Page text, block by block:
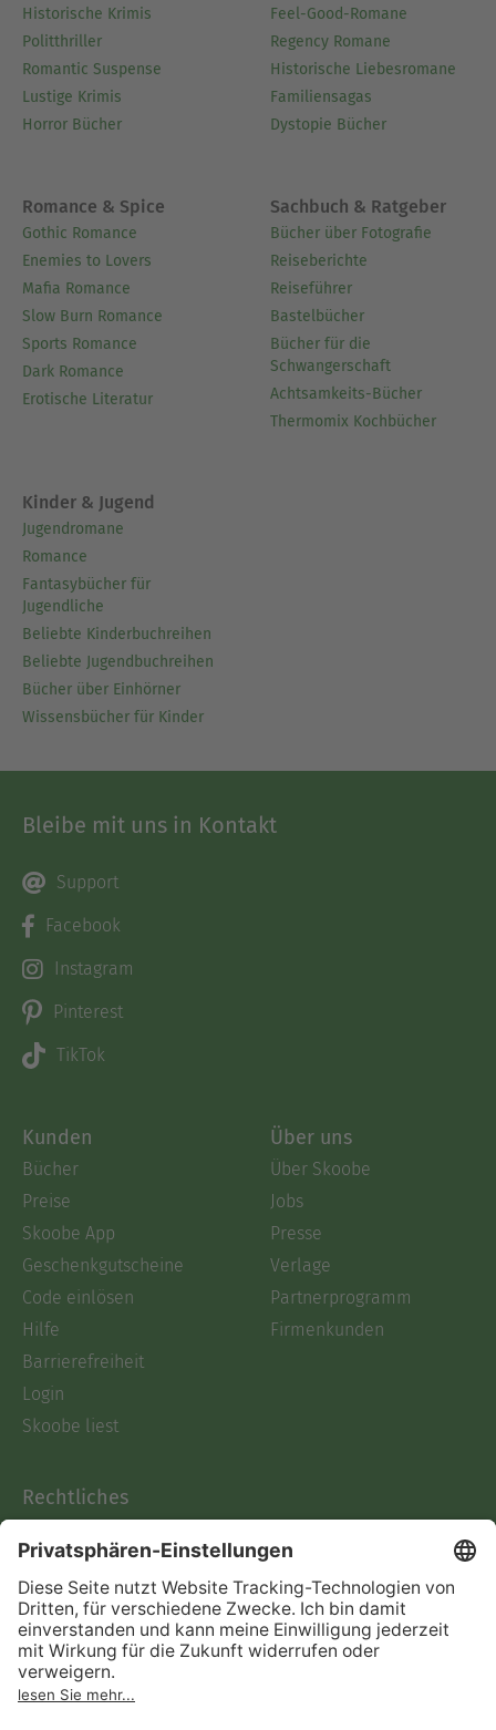
Historische Krimis
Politthriller
Romantic Suspense
Lustige Krimis
Horror Bücher
Feel-Good-Romane
Regency Romane
Historische Liebesromane
Familiensagas
Dystopie Bücher
Romance & Spice
Gothic Romance
Enemies to Lovers
Mafia Romance
Slow Burn Romance
Sports Romance
Dark Romance
Erotische Literatur
Sachbuch & Ratgeber
Bücher über Fotografie
Reiseberichte
Reiseführer
Bastelbücher
Bücher für die
Schwangerschaft
Achtsamkeits-Bücher
Thermomix Kochbücher
Kinder & Jugend
Jugendromane
Romance
Fantasybücher für
Jugendliche
Beliebte Kinderbuchreihen
Beliebte Jugendbuchreihen
Bücher über Einhörner
Wissensbücher für Kinder
Bleibe mit uns in Kontakt
Support
Facebook
Instagram
Pinterest
TikTok
Kunden
Bücher
Preise
Skoobe App
Geschenkgutscheine
Code einlösen
Hilfe
Barrierefreiheit
Login
Skoobe liest
Über uns
Über Skoobe
Jobs
Presse
Verlage
Partnerprogramm
Firmenkunden
Rechtliches
AGB
Informationen nach Data
Act
Verträge hier kündigen
Impressum